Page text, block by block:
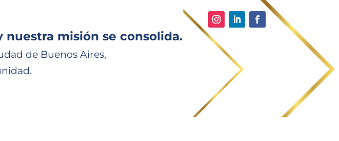
nuestra misión se consolida.
de Buenos Aires,